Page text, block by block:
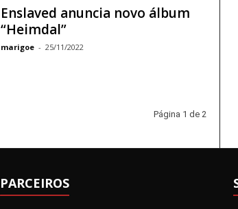
Enslaved anuncia novo álbum
“Heimdal”
marigoe - 25/11/2022
Página 1 de 2
PARCEIROS